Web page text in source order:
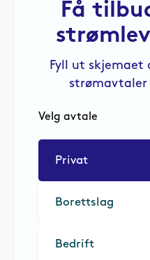
Få
Fyll ut skjemaet
strømavtaler
Velg avtale
Privat
Borettslag
Bedrift